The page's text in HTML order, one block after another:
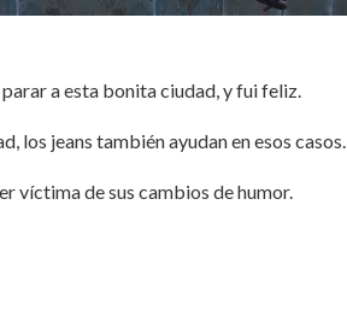
a esta bonita ciudad, y fui feliz.
los jeans también ayudan en esos casos.
víctima de sus cambios de humor.